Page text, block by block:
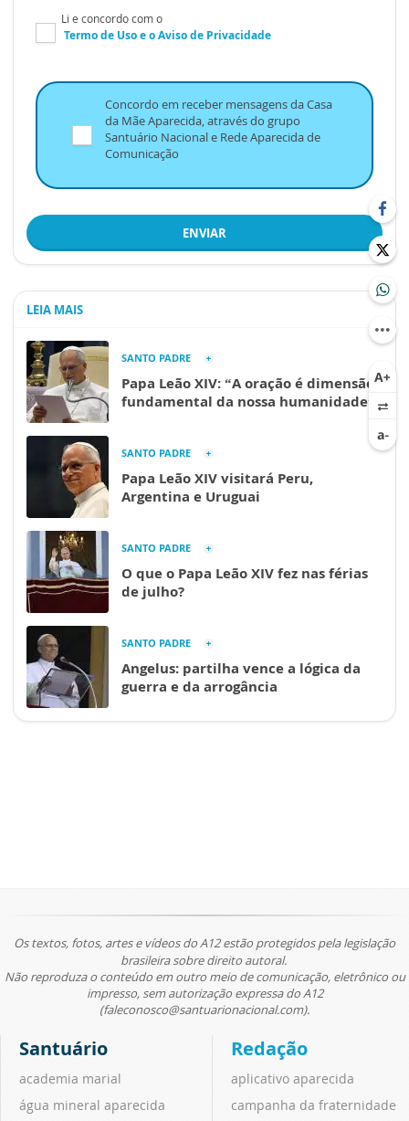
Li e concordo com o
Termo de Usoe oAviso de Privacidade
Concordo em receber mensagens da Casa
da Mãe Aparecida, através do grupo
Santuário Nacional e Rede Aparecida de
Comunicação
ENVIAR
LEIA MAIS
SANTO PADRE
Papa Leão XIV: “A oração é dimensão
fundamental da nossa humanidade”
SANTO PADRE
Papa Leão XIV visitará Peru,
Argentina e Uruguai
SANTO PADRE
O que o Papa Leão XIV fez nas férias
de julho?
SANTO PADRE
Angelus: partilha vence a lógica da
guerra e da arrogância
Os textos, fotos, artes e vídeos do A12 estão protegidos pela legislação
brasileira sobre direito autoral.
Não reproduza o conteúdo em outro meio de comunicação, eletrônico ou
impresso, sem autorização expressa do A12
(faleconosco@santuarionacional.com).
Santuário
academia marial
água mineral aparecida
Redação
aplicativo aparecida
campanha da fraternidade